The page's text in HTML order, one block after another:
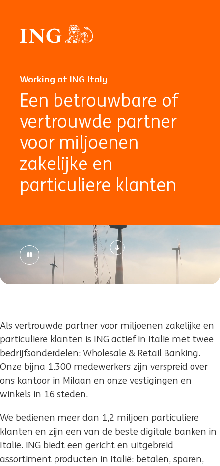
Working at ING Italy
Een betrouwbare of
vertrouwde partner
voor miljoenen
zakelijke en
particuliere klanten
Als vertrouwde partner voor miljoenen zakelijke en
particuliere klanten is ING actief in Italië met twee
bedrijfsonderdelen: Wholesale & Retail Banking.
Onze bijna 1.300 medewerkers zijn verspreid over
ons kantoor in Milaan en onze vestigingen en
winkels in 16 steden.
We bedienen meer dan 1,2 miljoen particuliere
klanten en zijn een van de beste digitale banken in
Italië. ING biedt een gericht en uitgebreid
assortiment producten in Italië: betalen, sparen,